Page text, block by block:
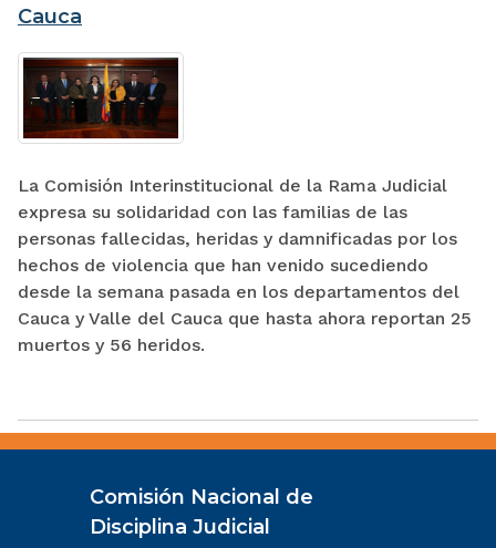
Cauca
La Comisión Interinstitucional de la Rama Judicial
expresa su solidaridad con las familias de las
personas fallecidas, heridas y damnificadas por los
hechos de violencia que han venido sucediendo
desde la semana pasada en los departamentos del
Cauca y Valle del Cauca que hasta ahora reportan 25
muertos y 56 heridos.
Comisión Nacional de
Disciplina Judicial